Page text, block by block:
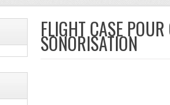
FLIGHT CASE
SONORISATION